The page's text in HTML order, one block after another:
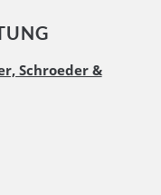
Schroeder &